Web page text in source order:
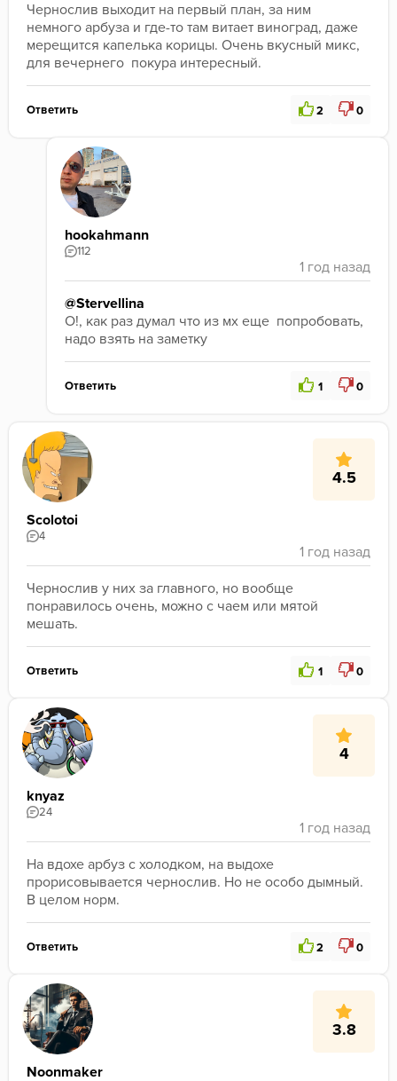
Чернослив выходит на первый план, за ним
немного арбуза и где-то там витает виноград, даже
мерещится капелька корицы. Очень вкусный микс,
для вечернего  покура интересный.
Ответить 2 0
hookahmann
112
@Stervellina
О!, как раз думал что из мх еще  попробовать,
надо взять на заметку
Ответить 1 0
4.5
Scolotoi
4
Чернослив у них за главного, но вообще
понравилось очень, можно с чаем или мятой
мешать.
Ответить 1 0
4
knyaz
24
На вдохе арбуз с холодком, на выдохе
прорисовывается чернослив. Но не особо дымный.
В целом норм.
Ответить 2 0
3.8
Noonmaker